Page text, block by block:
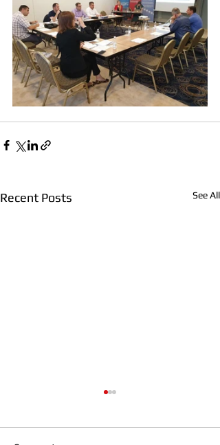
Recent Posts See All